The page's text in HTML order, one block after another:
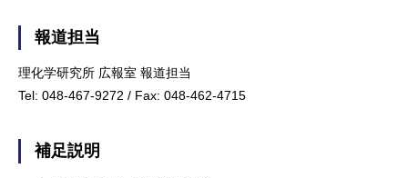
報道担当
理化学研究所 広報室 報道担当
Tel: 048-467-9272 / Fax: 048-462-4715
補足説明